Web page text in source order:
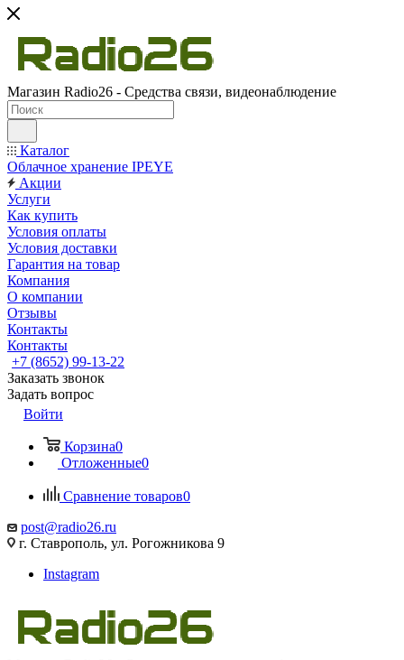
Магазин Radio26 - Средства связи, видеонаблюдение
Каталог
Облачное хранение IPEYE
Акции
Услуги
Как купить
Условия оплаты
Условия доставки
Гарантия на товар
Компания
О компании
Отзывы
Контакты
Контакты
+7 (8652) 99-13-22
Заказать звонок
Задать вопрос
Войти
Корзина0
Отложенные0
Сравнение товаров0
post@radio26.ru
г. Ставрополь, ул. Рогожникова 9
Instagram